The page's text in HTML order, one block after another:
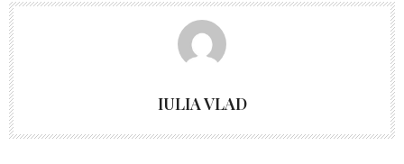
IULIA VLAD